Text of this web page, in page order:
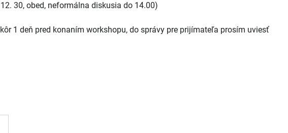
30, obed, neformálna diskusia do 14.00)
1 deň pred konaním workshopu, do správy pre prijímateľa prosím uviesť